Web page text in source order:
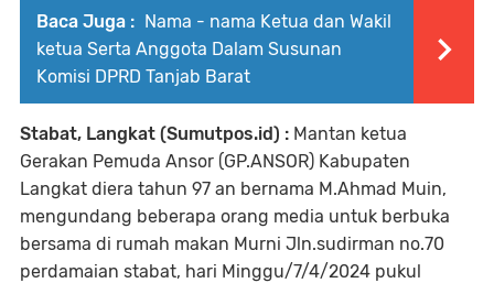
Baca Juga : Nama - nama Ketua dan Wakil
ketua Serta Anggota Dalam Susunan
Komisi DPRD Tanjab Barat
Stabat, Langkat (Sumutpos.id) : Mantan ketua
Gerakan Pemuda Ansor (GP.ANSOR) Kabupaten
Langkat diera tahun 97 an bernama M.Ahmad Muin,
mengundang beberapa orang media untuk berbuka
bersama di rumah makan Murni Jln.sudirman no.70
perdamaian stabat, hari Minggu/7/4/2024 pukul